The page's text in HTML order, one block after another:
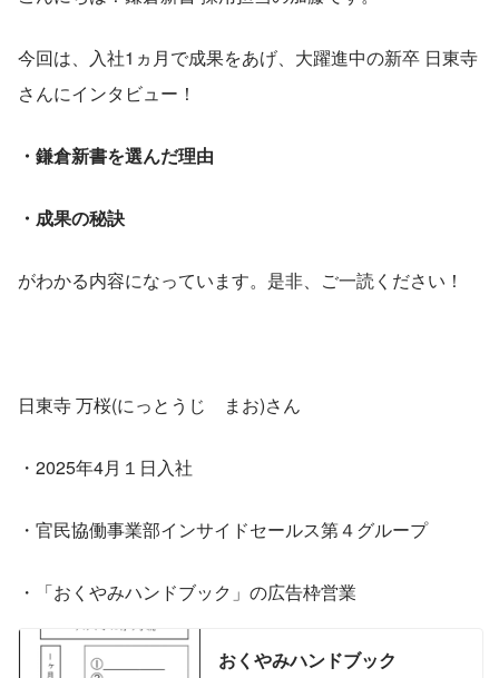
今回は、入社1ヵ月で成果をあげ、大躍進中の新卒 日東寺
さんにインタビュー！
・鎌倉新書を選んだ理由
・成果の秘訣
がわかる内容になっています。是非、ご一読ください！
日東寺 万桜(にっとうじ　まお)さん
・2025年4月１日入社
・官民協働事業部インサイドセールス第４グループ
・「おくやみハンドブック」の広告枠営業
おくやみハンドブック